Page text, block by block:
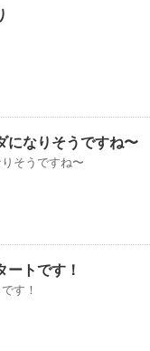
になりそうですね〜
そうですね〜
ートです！
す！